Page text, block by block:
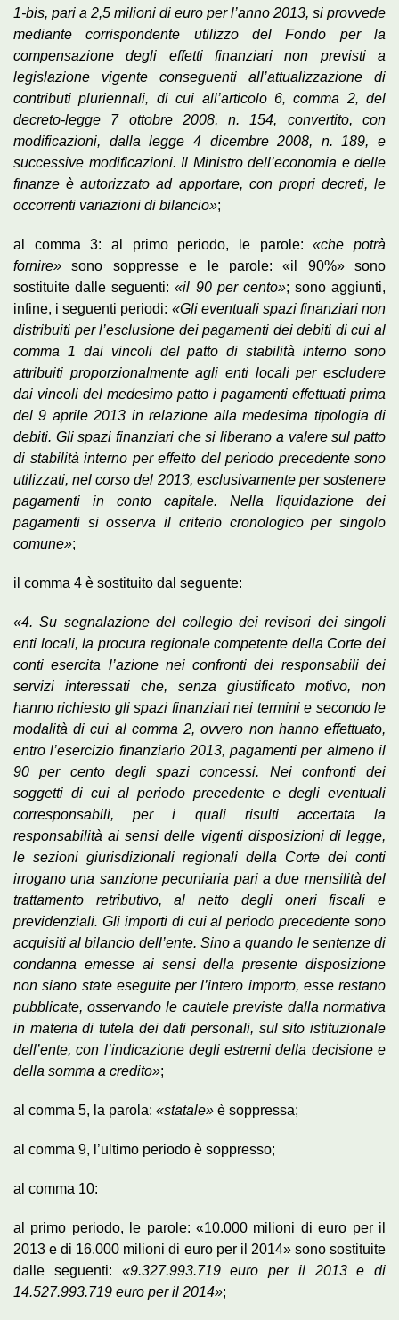
1-bis, pari a 2,5 milioni di euro per l’anno 2013, si provvede
mediante corrispondente utilizzo del Fondo per la
compensazione degli effetti finanziari non previsti a
legislazione vigente conseguenti all’attualizzazione di
contributi pluriennali, di cui all’articolo 6, comma 2, del
decreto-legge 7 ottobre 2008, n. 154, convertito, con
modificazioni, dalla legge 4 dicembre 2008, n. 189, e
successive modificazioni. Il Ministro dell’economia e delle
finanze è autorizzato ad apportare, con propri decreti, le
occorrenti variazioni di bilancio»;
al comma 3: al primo periodo, le parole:«che potrà
fornire» sono soppresse e le parole: «il 90%» sono
sostituite dalle seguenti:«il 90 per cento»; sono aggiunti,
infine, i seguenti periodi: «Gli eventuali spazi finanziari non
distribuiti per l’esclusione dei pagamenti dei debiti di cui al
comma 1 dai vincoli del patto di stabilità interno sono
attribuiti proporzionalmente agli enti locali per escludere
dai vincoli del medesimo patto i pagamenti effettuati prima
del 9 aprile 2013 in relazione alla medesima tipologia di
debiti. Gli spazi finanziari che si liberano a valere sul patto
di stabilità interno per effetto del periodo precedente sono
utilizzati, nel corso del 2013, esclusivamente per sostenere
pagamenti in conto capitale. Nella liquidazione dei
pagamenti si osserva il criterio cronologico per singolo
comune»;
il comma 4 è sostituito dal seguente:
«4. Su segnalazione del collegio dei revisori dei singoli
enti locali, la procura regionale competente della Corte dei
conti esercita l’azione nei confronti dei responsabili dei
servizi interessati che, senza giustificato motivo, non
hanno richiesto gli spazi finanziari nei termini e secondo le
modalità di cui al comma 2, ovvero non hanno effettuato,
entro l’esercizio finanziario 2013, pagamenti per almeno il
90 per cento degli spazi concessi. Nei confronti dei
soggetti di cui al periodo precedente e degli eventuali
corresponsabili, per i quali risulti accertata la
responsabilità ai sensi delle vigenti disposizioni di legge,
le sezioni giurisdizionali regionali della Corte dei conti
irrogano una sanzione pecuniaria pari a due mensilità del
trattamento retributivo, al netto degli oneri fiscali e
previdenziali. Gli importi di cui al periodo precedente sono
acquisiti al bilancio dell’ente. Sino a quando le sentenze di
condanna emesse ai sensi della presente disposizione
non siano state eseguite per l’intero importo, esse restano
pubblicate, osservando le cautele previste dalla normativa
in materia di tutela dei dati personali, sul sito istituzionale
dell’ente, con l’indicazione degli estremi della decisione e
della somma a credito»;
al comma 5, la parola: «statale» è soppressa;
al comma 9, l’ultimo periodo è soppresso;
al comma 10:
al primo periodo, le parole: «10.000 milioni di euro per il
2013 e di 16.000 milioni di euro per il 2014» sono sostituite
dalle seguenti: «9.327.993.719 euro per il 2013 e di
14.527.993.719 euro per il 2014»;